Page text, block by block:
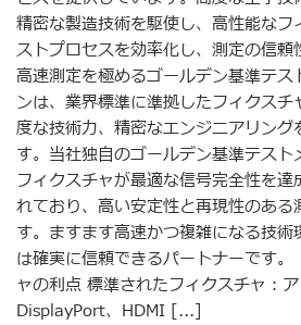
精密な製造技術を駆使し、高性能な
ストプロセスを効率化し、測定の信頼
高速測定を極めるゴールデン基準テ
ンは、業界標準に準拠したフィクス
度な技術力、精密なエンジニアリング
す。当社独自のゴールデン基準テス
フィクスチャが最適な信号完全性を
れており、高い安定性と再現性のある
す。ますます高速かつ複雑になる技
は確実に信頼できるパートナーです
ャの利点 標準されたフィクスチャ：ア
DisplayPort、HDMI [...]